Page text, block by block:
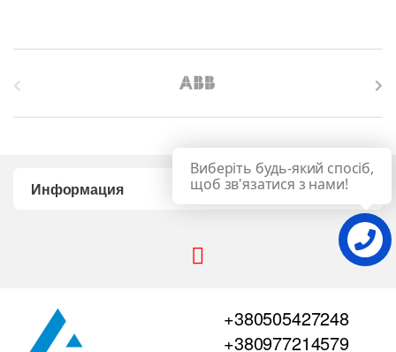
Информация
+380505427248
+380977214579
Виберіть будь-який спосіб,
щоб зв'язатися з нами!